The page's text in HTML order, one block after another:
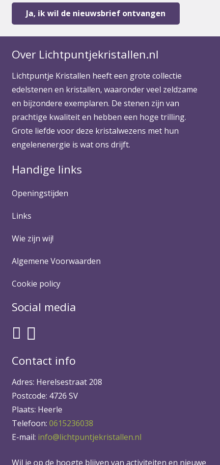
Over Lichtpuntjekristallen.nl
Lichtpuntje Kristallen heeft een grote collectie
edelstenen en kristallen, waaronder veel zeldzame
en bijzondere exemplaren. De stenen zijn van
prachtige kwaliteit en hebben een hoge trilling.
Grote liefde voor deze kristalwezens met hun
engelenenergie is wat ons drijft.
Handige links
Openingstijden
Links
Wie zijn wij!
Algemene Voorwaarden
Cookie policy
Social media
Contact info
Adres: Herelsestraat 208
Postcode: 4726 SV
Plaats: Heerle
Telefoon: 0615236038
E-mail: info@lichtpuntjekristallen.nl
Wil je op de hoogte blijven van activiteiten en nieuwe